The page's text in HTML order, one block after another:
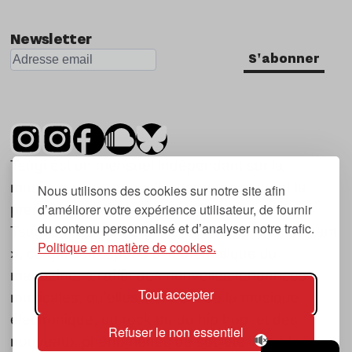
Nous utilisons des cookies sur notre site afin
d’améliorer votre expérience utilisateur, de fournir
du contenu personnalisé et d’analyser notre trafic.
Politique en matière de cookies.
Tout accepter
Refuser le non essentiel
Indie
Newsletter
S'abonner
Tsugi est un mensuel indépendant sur la
musique et les nouvelles tendances, dont la
première parution date de 2007.
Tsugi en japonais signifie « prochain », « suivant
», ce qui correspond à la thématique du
magazine, à l’affût des nouvelles tendances
musicales, qu’elles viennent de la musique
électronique, du rock ou du hip hop, et des
nouveaux phénomènes de société liés à la